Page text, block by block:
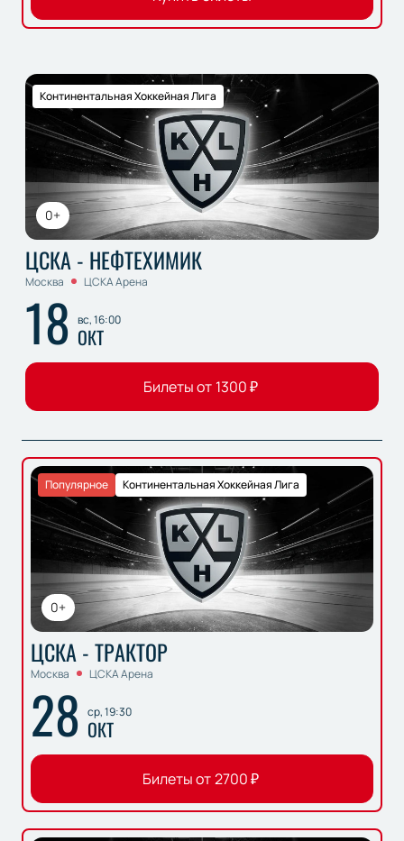
0+
Континентальная Хоккейная Лига
ЦСКА - НЕФТЕХИМИК
Москва ЦСКА Арена
18 вс, 16:00
ОКТ
Билеты от 1300₽
0+
Континентальная Хоккейная Лига
Популярное
ЦСКА - ТРАКТОР
Москва ЦСКА Арена
28 ср, 19:30
ОКТ
Билеты от 2700₽